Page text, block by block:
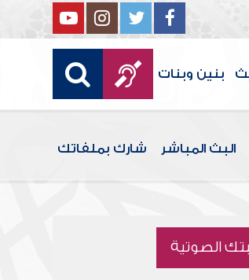
بنين وبنات
البث المباشر شارك بملفاتك
الصوتية